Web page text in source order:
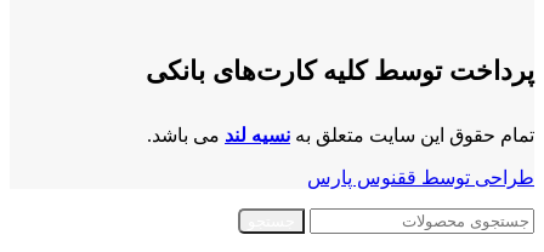
پرداخت توسط کلیه کارت‌های بانکی
تمام حقوق این سایت متعلق به نسیه لند می باشد.
طراحی توسط ققنوس پارس